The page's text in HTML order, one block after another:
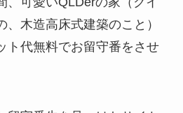
木造高床式建築のこと）
ト代無料でお留守番をさせ